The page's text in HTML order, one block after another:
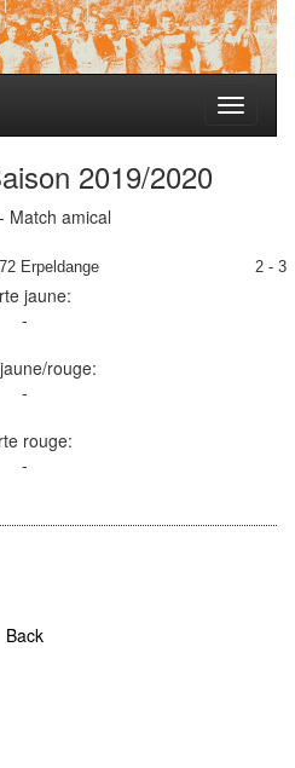
Toggle
2019/2020
Match amical
Erpeldange 2 - 3
jaune:
-
rouge:
-
rouge:
-
Back